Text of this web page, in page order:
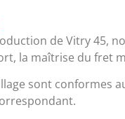
de Vitry 45,
la maîtrise du fret
sont conformes